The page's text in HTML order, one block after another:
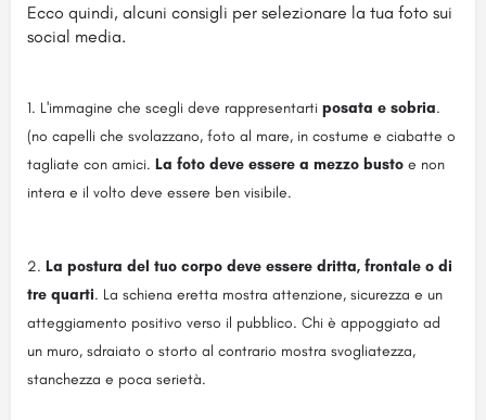
Ecco quindi, alcuni consigli per selezionare la tua foto sui
social media.
L'immagine che scegli deve rappresentarti posata e sobria.
(no capelli che svolazzano, foto al mare, in costume e ciabatte o
tagliate con amici. La foto deve essere a mezzo busto e non
intera e il volto deve essere ben visibile.
La postura del tuo corpo deve essere dritta, frontale o di
tre quarti. La schiena eretta mostra attenzione, sicurezza e un
atteggiamento positivo verso il pubblico. Chi è appoggiato ad
un muro, sdraiato o storto al contrario mostra svogliatezza,
stanchezza e poca serietà.